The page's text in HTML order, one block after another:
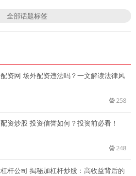
全部话题标签
资网 场外配资违法吗？一文解读法律风
258
资炒股 投资信誉如何？投资前必看！
248
杆公司 揭秘加杠杆炒股：高收益背后的